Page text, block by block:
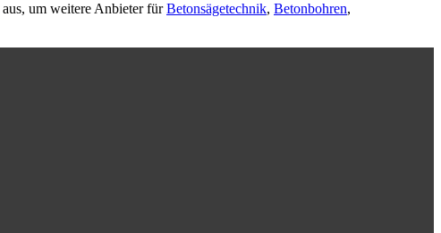
aus, um weitere Anbieter fürBetonsägetechnik, Betonbohren,